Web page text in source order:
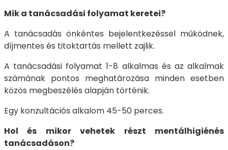
Mik a tanácsadási folyamat keretei?
A tanácsadás önkéntes bejelentkezéssel működnek,
díjmentes és titoktartás mellett zajlik.
A tanácsadási folyamat 1-8 alkalmas és az alkalmak
számának pontos meghatározása minden esetben
közös megbeszélés alapján történik.
Egy konzultációs alkalom 45-50 perces.
Hol és mikor vehetek részt mentálhigiénés
tanácsadáson?